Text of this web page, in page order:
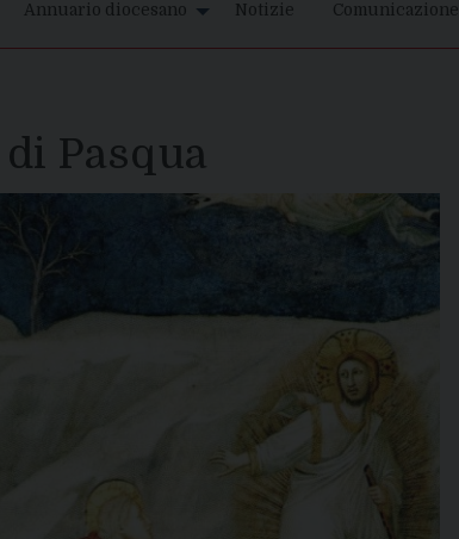
Annuario diocesano Notizie Comunicazione
Pasqua